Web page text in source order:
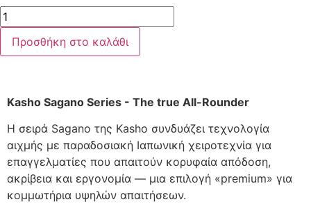
Προσθήκη στο καλάθι
Kasho Sagano Series - The true All-Rounder
Η σειρά Sagano της Kasho συνδυάζει τεχνολογία
αιχμής με παραδοσιακή Ιαπωνική χειροτεχνία για
επαγγελματίες που απαιτούν κορυφαία απόδοση,
ακρίβεια και εργονομία — μια επιλογή «premium» για
κομμωτήρια υψηλών απαιτήσεων.